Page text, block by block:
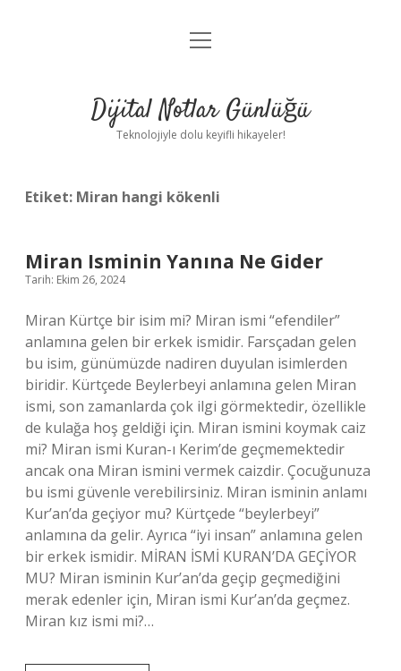
Anasayfa
Yasal Uyarı
menüyü
Dijital Notlar Günlüğü
Teknolojiyle dolu keyifli hikayeler!
Etiket: Miran hangi kökenli
Miran Isminin Yanına Ne Gider
Tarih: Ekim 26, 2024
Miran Kürtçe bir isim mi? Miran ismi “efendiler”
anlamına gelen bir erkek ismidir. Farsçadan gelen
bu isim, günümüzde nadiren duyulan isimlerden
biridir. Kürtçede Beylerbeyi anlamına gelen Miran
ismi, son zamanlarda çok ilgi görmektedir, özellikle
de kulağa hoş geldiği için. Miran ismini koymak caiz
mi? Miran ismi Kuran-ı Kerim’de geçmemektedir
ancak ona Miran ismini vermek caizdir. Çocuğunuza
bu ismi güvenle verebilirsiniz. Miran isminin anlamı
Kur’an’da geçiyor mu? Kürtçede “beylerbeyi”
anlamına da gelir. Ayrıca “iyi insan” anlamına gelen
bir erkek ismidir. MİRAN İSMİ KURAN’DA GEÇİYOR
MU? Miran isminin Kur’an’da geçip geçmediğini
merak edenler için, Miran ismi Kur’an’da geçmez.
Miran kız ismi mi?…